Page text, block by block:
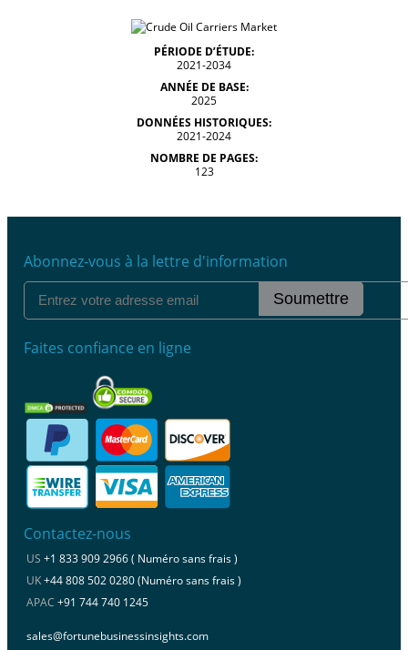
PÉRIODE D’ÉTUDE:
2021-2034
ANNÉE DE BASE:
2025
DONNÉES HISTORIQUES:
2021-2024
NOMBRE DE PAGES:
123
Abonnez-vous à la lettre d'information
Soumettre
Faites confiance en ligne
Contactez-nous
US +1 833 909 2966 ( Numéro sans frais )
UK+44 808 502 0280 (Numéro sans frais )
APAC +91 744 740 1245
sales@fortunebusinessinsights.com